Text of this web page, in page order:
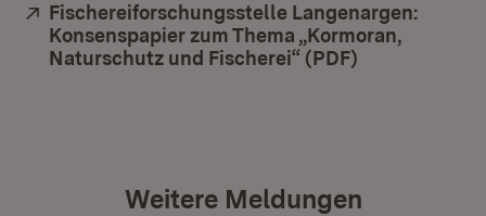
Extern:
Fischereiforschungsstelle Langenargen:
Konsenspapier zum Thema „Kormoran,
Naturschutz und Fischerei“ (PDF)
Weitere Meldungen